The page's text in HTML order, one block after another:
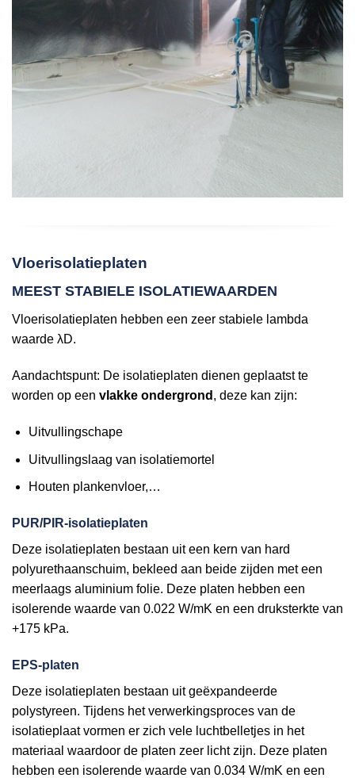
Vloerisolatieplaten
MEEST STABIELE ISOLATIEWAARDEN
Vloerisolatieplaten hebben een zeer stabiele lambda
waarde λD.
Aandachtspunt: De isolatieplaten dienen geplaatst te
worden op een vlakke ondergrond , deze kan zijn:
Uitvullingschape
Uitvullingslaag van isolatiemortel
Houten plankenvloer,…
PUR/PIR-isolatieplaten
Deze isolatieplaten bestaan uit een kern van hard
polyurethaanschuim, bekleed aan beide zijden met een
meerlaags aluminium folie. Deze platen hebben een
isolerende waarde van 0.022 W/mK en een druksterkte van
+175 kPa.
EPS-platen
Deze isolatieplaten bestaan uit geëxpandeerde
polystyreen. Tijdens het verwerkingsproces van de
isolatieplaat vormen er zich vele luchtbelletjes in het
materiaal waardoor de platen zeer licht zijn. Deze platen
hebben een isolerende waarde van 0.034 W/mK en een